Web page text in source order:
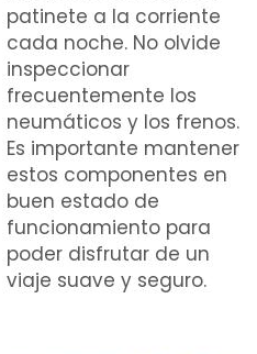
patinete a la corriente
cada noche. No olvide
inspeccionar
frecuentemente los
neumáticos y los frenos.
Es importante mantener
estos componentes en
buen estado de
funcionamiento para
poder disfrutar de un
viaje suave y seguro.